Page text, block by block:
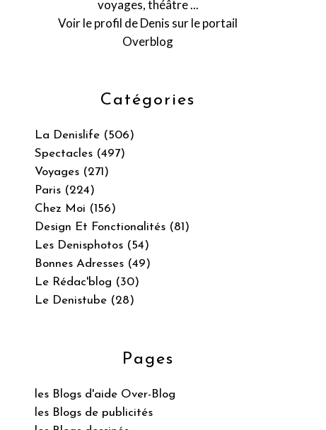
Catégories
La Denislife (506)
Spectacles (497)
Voyages (271)
Paris (224)
Chez Moi (156)
Design Et Fonctionalités (81)
Les Denisphotos (54)
Bonnes Adresses (49)
Le Rédac'blog (30)
Le Denistube (28)
Pages
les Blogs d'aide Over-Blog
les Blogs de publicités
voyages, théâtre ...
Voir le profil deDenis sur le portail
Overblog